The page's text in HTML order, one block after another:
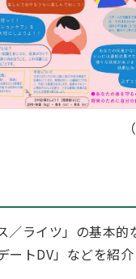
／ライツ」の基本
ートDV」などを紹